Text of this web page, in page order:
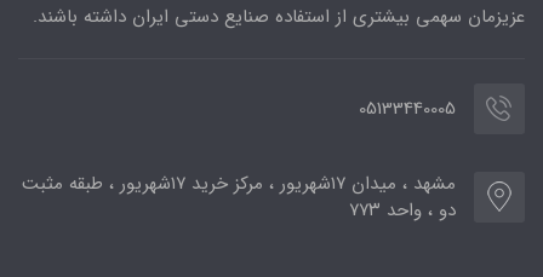
عزیزمان سهمی بیشتری از استفاده صنایع دستی ایران داشته باشند.
05133440005
مشهد ، میدان ۱۷شهریور ، مرکز خرید ۱۷شهریور ، طبقه مثبت
دو ، واحد ۷۷۳